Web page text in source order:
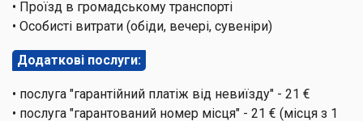
• Проїзд в громадському транспорті
• Особисті витрати (обіди, вечері, сувеніри)
Додаткові послуги:
• послуга "гарантійний платіж від невиїзду" - 21 €
• послуга "гарантований номер місця" - 21 € (місця з 1